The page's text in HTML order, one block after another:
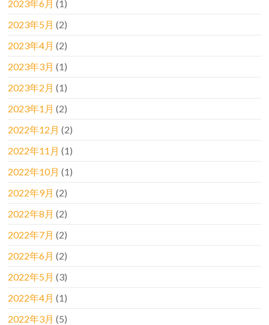
2023年6月 (1)
2023年5月 (2)
2023年4月 (2)
2023年3月 (1)
2023年2月 (1)
2023年1月 (2)
2022年12月 (2)
2022年11月 (1)
2022年10月 (1)
2022年9月 (2)
2022年8月 (2)
2022年7月 (2)
2022年6月 (2)
2022年5月 (3)
2022年4月 (1)
2022年3月 (5)